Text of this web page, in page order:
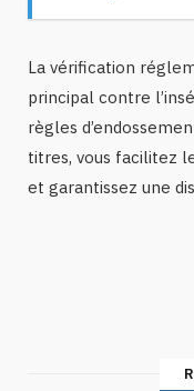
La vérification
principal contre
règles
titres, vous facilitez
et garantissez une